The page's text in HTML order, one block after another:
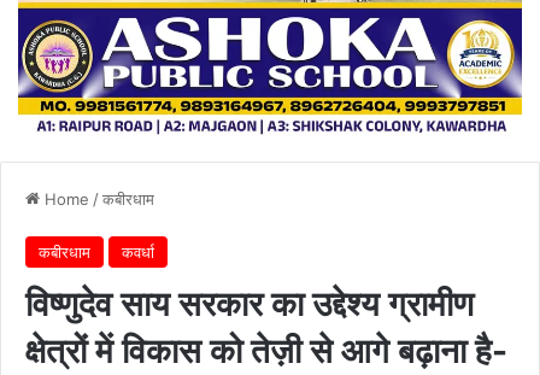
Home /कबीरधाम
कबीरधाम कवर्धा
विष्णुदेव साय सरकार का उद्देश्य ग्रामीण
क्षेत्रों में विकास को तेज़ी से आगे बढ़ाना है-